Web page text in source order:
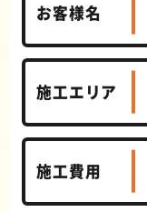
お客様名
施工エリア
施工費用